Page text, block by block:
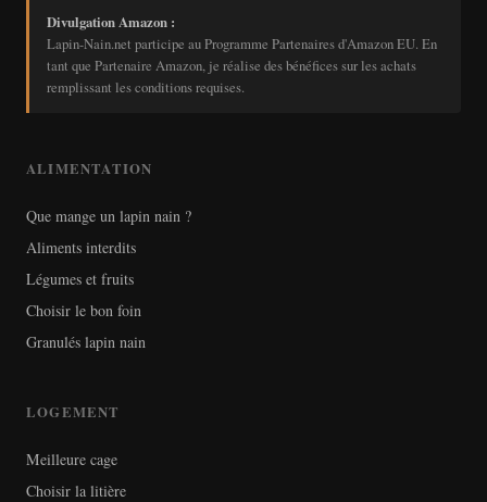
Divulgation Amazon :
Lapin-Nain.net participe au Programme Partenaires d'Amazon EU. En
tant que Partenaire Amazon, je réalise des bénéfices sur les achats
remplissant les conditions requises.
ALIMENTATION
Que mange un lapin nain ?
Aliments interdits
Légumes et fruits
Choisir le bon foin
Granulés lapin nain
LOGEMENT
Meilleure cage
Choisir la litière